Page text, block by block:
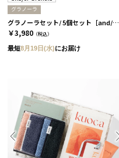
グラノーラ
グラノーラセット/ 5個セット［and/or Granola］
￥3,980 （税込）
最短8月19日(水)にお届け